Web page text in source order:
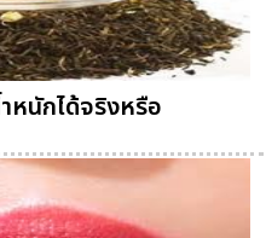
หนักได้จริงหรือ